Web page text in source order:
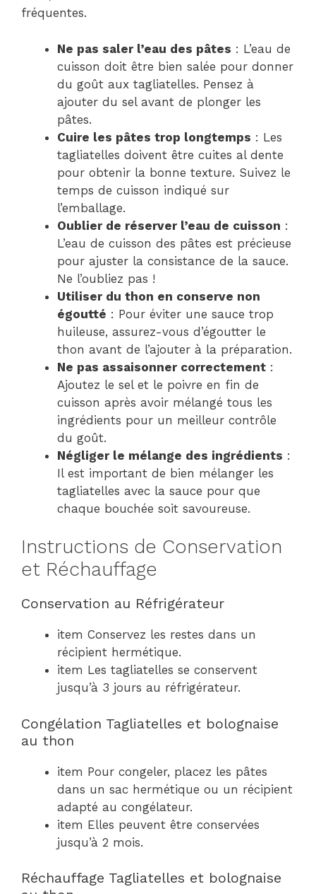
fréquentes.
Ne pas saler l’eau des pâtes : L’eau de
cuisson doit être bien salée pour donner
du goût aux tagliatelles. Pensez à
ajouter du sel avant de plonger les
pâtes.
Cuire les pâtes trop longtemps : Les
tagliatelles doivent être cuites al dente
pour obtenir la bonne texture. Suivez le
temps de cuisson indiqué sur
l’emballage.
Oublier de réserver l’eau de cuisson :
L’eau de cuisson des pâtes est précieuse
pour ajuster la consistance de la sauce.
Ne l’oubliez pas !
Utiliser du thon en conserve non
égoutté : Pour éviter une sauce trop
huileuse, assurez-vous d’égoutter le
thon avant de l’ajouter à la préparation.
Ne pas assaisonner correctement :
Ajoutez le sel et le poivre en fin de
cuisson après avoir mélangé tous les
ingrédients pour un meilleur contrôle
du goût.
Négliger le mélange des ingrédients :
Il est important de bien mélanger les
tagliatelles avec la sauce pour que
chaque bouchée soit savoureuse.
Instructions de Conservation
et Réchauffage
Conservation au Réfrigérateur
item Conservez les restes dans un
récipient hermétique.
item Les tagliatelles se conservent
jusqu’à 3 jours au réfrigérateur.
Congélation Tagliatelles et bolognaise
au thon
item Pour congeler, placez les pâtes
dans un sac hermétique ou un récipient
adapté au congélateur.
item Elles peuvent être conservées
jusqu’à 2 mois.
Réchauffage Tagliatelles et bolognaise